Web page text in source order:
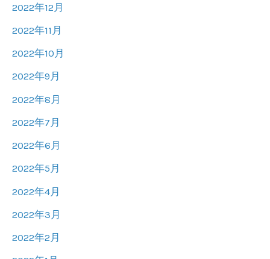
2022年12月
2022年11月
2022年10月
2022年9月
2022年8月
2022年7月
2022年6月
2022年5月
2022年4月
2022年3月
2022年2月